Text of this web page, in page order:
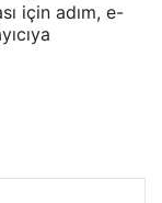
için adım, e-